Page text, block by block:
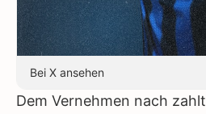
Bei X ansehen
Dem Vernehmen nach zahlt